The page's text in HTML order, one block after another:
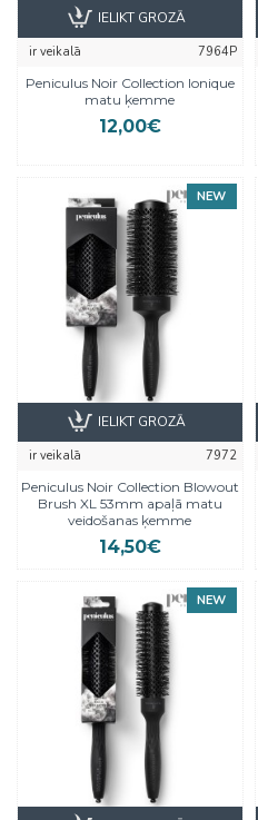
ir veikalā
7964P
Peniculus Noir Collection Ionique
matu ķemme
12,00€
IELIKT GROZĀ
NEW
ir veikalā
7972
Peniculus Noir Collection Blowout
Brush XL 53mm apaļā matu
veidošanas ķemme
14,50€
IELIKT GROZĀ
NEW